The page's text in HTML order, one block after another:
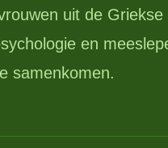
uit de Griekse
en
samenkomen.